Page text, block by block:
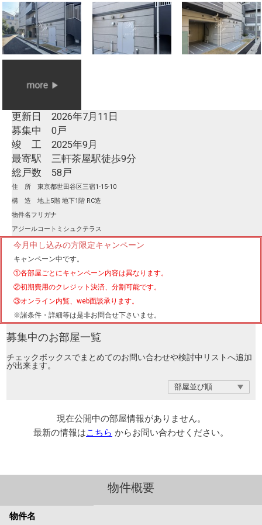
更新日 2026年7月11日
募集中 0戸
竣 工 2025年9月
最寄駅 三軒茶屋駅徒歩9分
総戸数 58戸
住 所 東京都世田谷区三宿1-15-10
構 造 地上5階 地下1階 RC造
物件名フリガナ
アジールコートミシュクテラス
今月申し込みの方限定キャンペーン
キャンペーン中です。
①各部屋ごとにキャンペーン内容は異なります。
②初期費用のクレジット決済、分割可能です。
③オンライン内覧、web面談承ります。
※諸条件・詳細等は是非お問合せ下さいませ。
募集中のお部屋一覧
チェックボックスでまとめてのお問い合わせや検討中リストへ追加
が出来ます。
現在公開中の部屋情報がありません。
最新の情報はこちら からお問い合わせください。
物件概要
物件名